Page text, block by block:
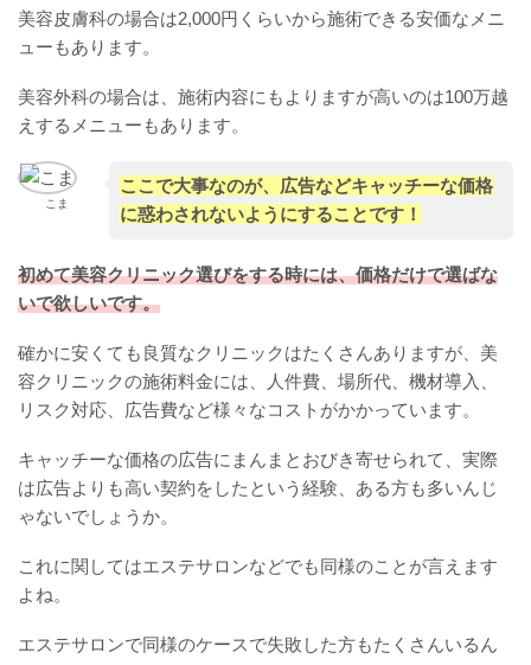
美容皮膚科の場合は2,000円くらいから施術できる安価なメニ
ューもあります。
美容外科の場合は、施術内容にもよりますが高いのは100万越
えするメニューもあります。
こま
ここで大事なのが、広告などキャッチーな価格
に惑わされないようにすることです！
初めて美容クリニック選びをする時には、価格だけで選ばな
いで欲しいです。
確かに安くても良質なクリニックはたくさんありますが、美
容クリニックの施術料金には、人件費、場所代、機材導入、
リスク対応、広告費など様々なコストがかかっています。
キャッチーな価格の広告にまんまとおびき寄せられて、実際
は広告よりも高い契約をしたという経験、ある方も多いんじ
ゃないでしょうか。
これに関してはエステサロンなどでも同様のことが言えます
よね。
エステサロンで同様のケースで失敗した方もたくさんいるん